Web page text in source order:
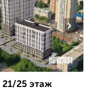
›
25 этаж